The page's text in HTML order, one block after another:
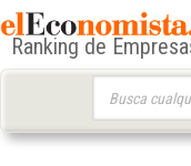
Ranking de